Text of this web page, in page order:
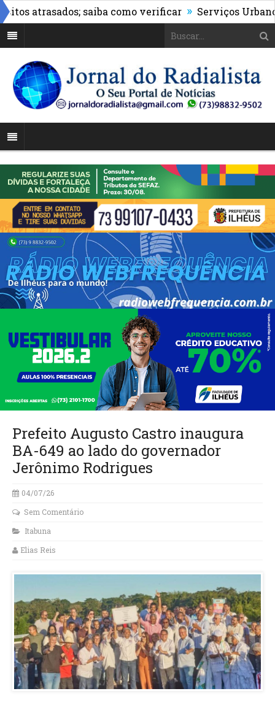
atrasados; saiba como verificar » Serviços Urbanos
Prefeito Augusto Castro inaugura
BA-649 ao lado do governador
Jerônimo Rodrigues
04/07/26
Sem Comentário
Itabuna
Elias Reis